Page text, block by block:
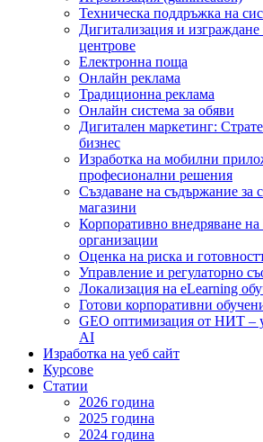
Техническа поддръжка на
Дигитализация и
центрове
Електронна поща
Онлайн реклама
Традиционна реклама
Онлайн система за обяви
Дигитален маркетинг:
бизнес
Изработка на мобилни
професионални решения
Създаване на съдържание за
магазини
Корпоративно внедряване
организации
Оценка на риска и
Управление и регулаторно
Локализация на eLearning
Готови корпоративни
GEO оптимизация от НИТ –
AI
Изработка на уеб сайт
Курсове
Статии
2026 година
2025 година
2024 година